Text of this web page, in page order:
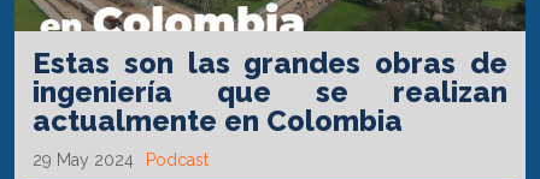
Estas son las grandes obras de
ingeniería que se realizan
actualmente en Colombia
29 May 2024 Podcast